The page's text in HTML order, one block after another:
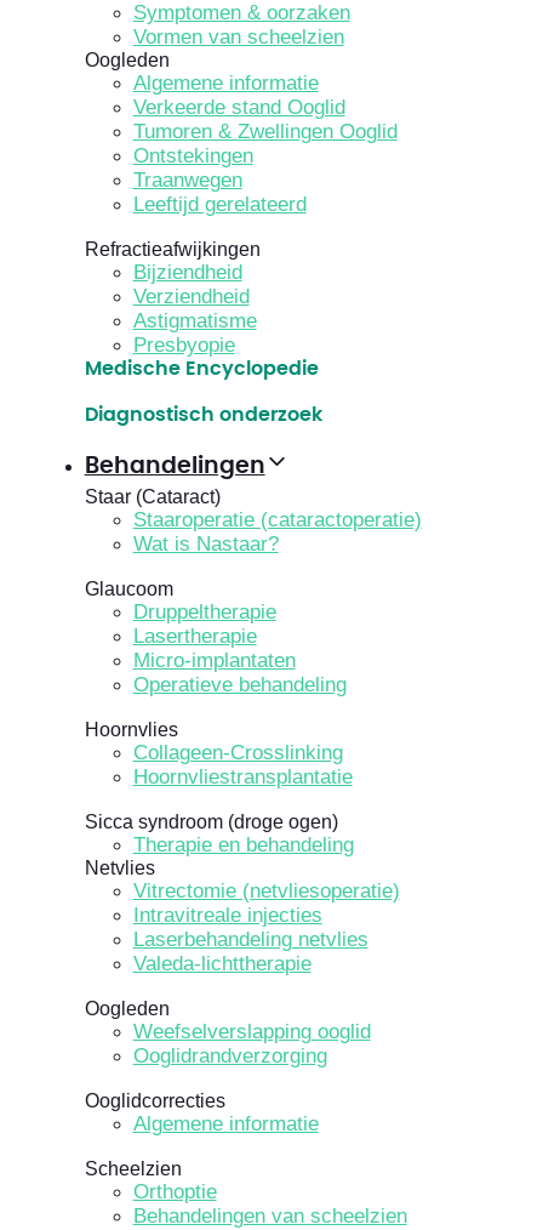
Symptomen & oorzaken
Vormen van scheelzien
Oogleden
Algemene informatie
Verkeerde stand Ooglid
Tumoren & Zwellingen Ooglid
Ontstekingen
Traanwegen
Leeftijd gerelateerd
Refractieafwijkingen
Bijziendheid
Verziendheid
Astigmatisme
Presbyopie
Medische Encyclopedie
Diagnostisch onderzoek
Behandelingen
Staar (Cataract)
Staaroperatie (cataractoperatie)
Wat is Nastaar?
Glaucoom
Druppeltherapie
Lasertherapie
Micro-implantaten
Operatieve behandeling
Hoornvlies
Collageen-Crosslinking
Hoornvliestransplantatie
Sicca syndroom (droge ogen)
Therapie en behandeling
Netvlies
Vitrectomie (netvliesoperatie)
Intravitreale injecties
Laserbehandeling netvlies
Valeda-lichttherapie
Oogleden
Weefselverslapping ooglid
Ooglidrandverzorging
Ooglidcorrecties
Algemene informatie
Scheelzien
Orthoptie
Behandelingen van scheelzien